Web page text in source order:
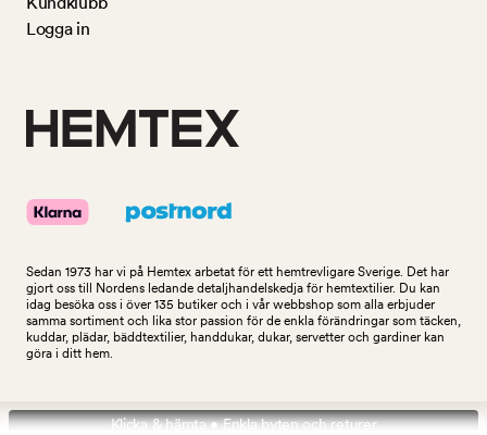
Logga in
Sedan 1973 har vi på Hemtex arbetat för ett hemtrevligare Sverige. Det har
gjort oss till Nordens ledande detaljhandelskedja för hemtextilier. Du kan
idag besöka oss i över 135 butiker och i vår webbshop som alla erbjuder
samma sortiment och lika stor passion för de enkla förändringar som täcken,
kuddar, plädar, bäddtextilier, handdukar, dukar, servetter och gardiner kan
göra i ditt hem.
Klicka & hämta • Enkla byten och returer